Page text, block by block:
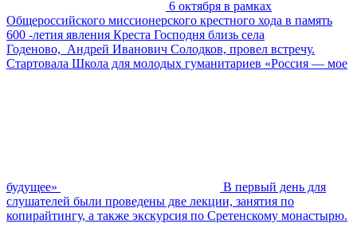
6 октября в рамках
Общероссийского миссионерского крестного хода в память
600 -летия явления Креста Господня близь села
Годеново, Андрей Иванович Солодков, провел встречу.
Стартовала Школа для молодых гуманитариев «Россия — мое
будущее»
В первый день для
слушателей были проведены две лекции, занятия по
копирайтингу, а также экскурсия по Сретенскому монастырю.